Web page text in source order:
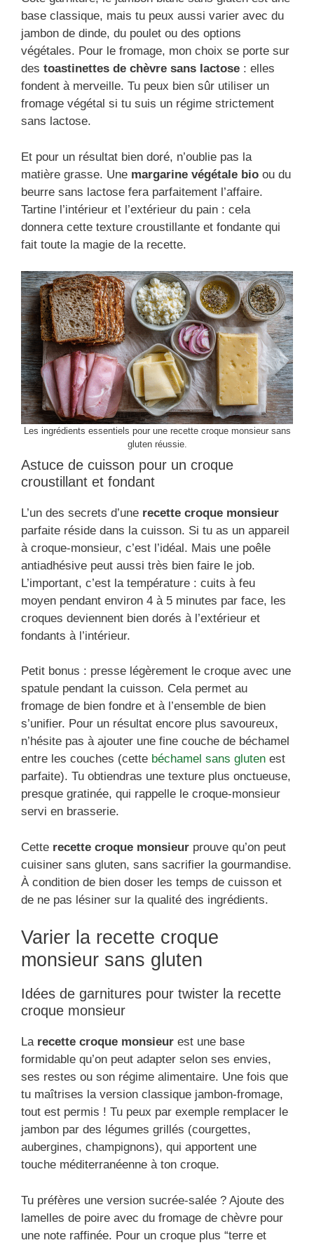
base classique, mais tu peux aussi varier avec du
jambon de dinde, du poulet ou des options
végétales. Pour le fromage, mon choix se porte sur
des toastinettes de chèvre sans lactose : elles
fondent à merveille. Tu peux bien sûr utiliser un
fromage végétal si tu suis un régime strictement
sans lactose.
Et pour un résultat bien doré, n’oublie pas la
matière grasse. Une margarine végétale bio ou du
beurre sans lactose fera parfaitement l’affaire.
Tartine l’intérieur et l’extérieur du pain : cela
donnera cette texture croustillante et fondante qui
fait toute la magie de la recette.
Les ingrédients essentiels pour une recette croque monsieur sans
gluten réussie.
Astuce de cuisson pour un croque
croustillant et fondant
L’un des secrets d’une recette croque monsieur
parfaite réside dans la cuisson. Si tu as un appareil
à croque-monsieur, c’est l’idéal. Mais une poêle
antiadhésive peut aussi très bien faire le job.
L’important, c’est la température : cuits à feu
moyen pendant environ 4 à 5 minutes par face, les
croques deviennent bien dorés à l’extérieur et
fondants à l’intérieur.
Petit bonus : presse légèrement le croque avec une
spatule pendant la cuisson. Cela permet au
fromage de bien fondre et à l’ensemble de bien
s’unifier. Pour un résultat encore plus savoureux,
n’hésite pas à ajouter une fine couche de béchamel
entre les couches (cette béchamel sans gluten est
parfaite). Tu obtiendras une texture plus onctueuse,
presque gratinée, qui rappelle le croque-monsieur
servi en brasserie.
Cette recette croque monsieur prouve qu’on peut
cuisiner sans gluten, sans sacrifier la gourmandise.
À condition de bien doser les temps de cuisson et
de ne pas lésiner sur la qualité des ingrédients.
Varier la recette croque
monsieur sans gluten
Idées de garnitures pour twister la recette
croque monsieur
La recette croque monsieur est une base
formidable qu’on peut adapter selon ses envies,
ses restes ou son régime alimentaire. Une fois que
tu maîtrises la version classique jambon-fromage,
tout est permis ! Tu peux par exemple remplacer le
jambon par des légumes grillés (courgettes,
aubergines, champignons), qui apportent une
touche méditerranéenne à ton croque.
Tu préfères une version sucrée-salée ? Ajoute des
lamelles de poire avec du fromage de chèvre pour
une note raffinée. Pour un croque plus “terre et